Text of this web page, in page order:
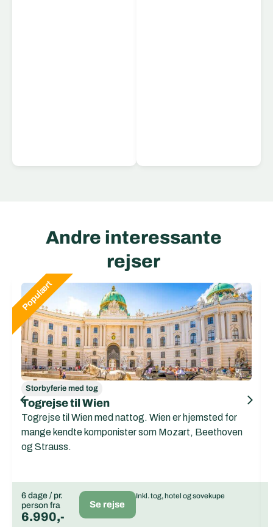
Andre interessante
rejser
Storbyferie med tog
Togrejse til Wien
Togrejse til Wien med nattog. Wien er hjemsted for
mange kendte komponister som Mozart, Beethoven
og Strauss.
6 dage / pr.
person fra
6.990,-
Se rejse
Inkl. tog, hotel og sovekupe